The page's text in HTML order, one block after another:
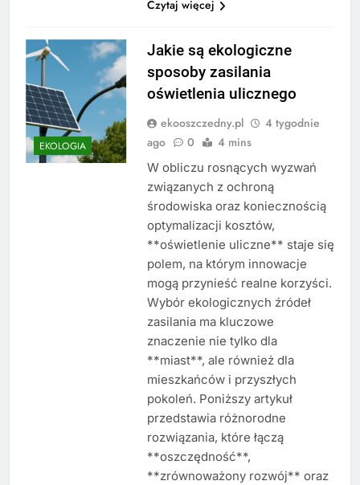
Czytaj więcej
EKOLOGIA
Jakie są ekologiczne
sposoby zasilania
oświetlenia ulicznego
ekooszczedny.pl
4 tygodnie
ago
0 4 mins
W obliczu rosnących wyzwań
związanych z ochroną
środowiska oraz koniecznością
optymalizacji kosztów,
**oświetlenie uliczne** staje się
polem, na którym innowacje
mogą przynieść realne korzyści.
Wybór ekologicznych źródeł
zasilania ma kluczowe
znaczenie nie tylko dla
**miast**, ale również dla
mieszkańców i przyszłych
pokoleń. Poniższy artykuł
przedstawia różnorodne
rozwiązania, które łączą
**oszczędność**,
**zrównoważony rozwój** oraz